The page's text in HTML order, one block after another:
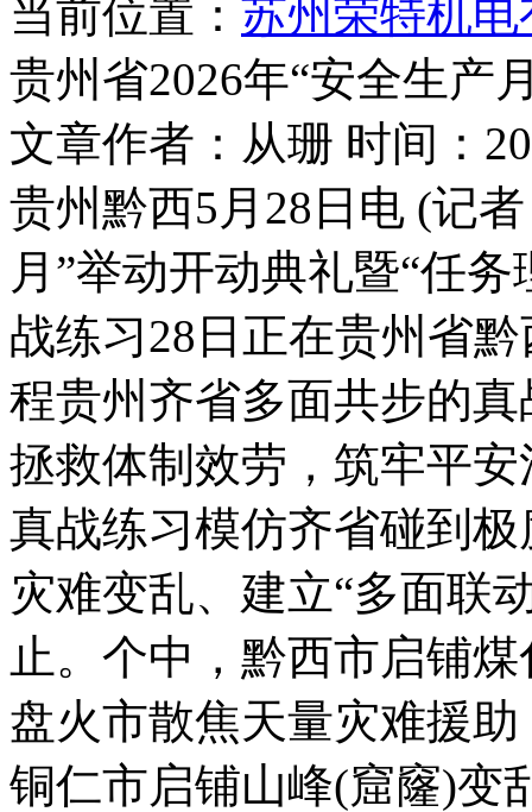
当前位置： 苏州荣特机
贵州省2026年“安全生产
文章作者：从珊 时间：
贵州黔西5月28日电 (记
月”举动开动典礼暨“任
战练习28日正在贵州省
程贵州齐省多面共步的
拯救体制效劳，筑牢平
真战练习模仿齐省碰到
灾难变乱、建立“多面联
止。个中，黔西市启铺
盘火市散焦天量灾难援
铜仁市启铺山峰(窟窿)变